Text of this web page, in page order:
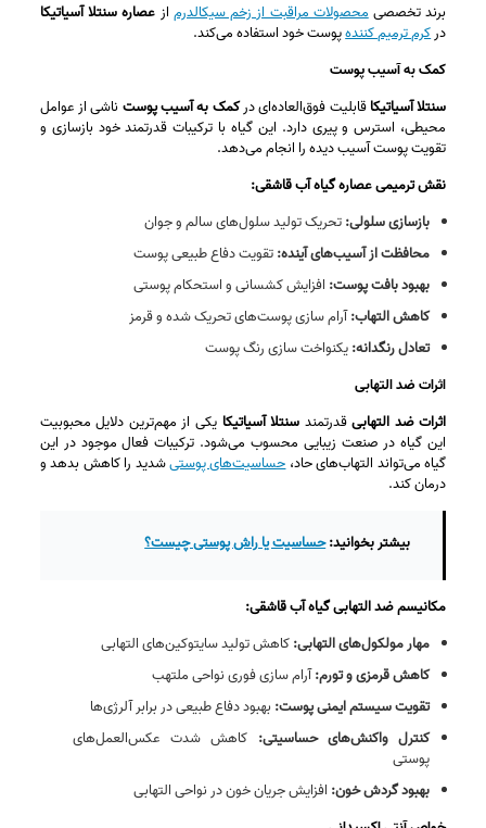
برند تخصصیمحصولات مراقبت از زخم سیکالدرم از عصاره سنتلا آسیاتیکا
درکرم ترمیم کنندهپوست خود استفاده می‌کند.
کمک به آسیب پوست
سنتلا آسیاتیکاقابلیت فوق‌العاده‌ای درکمک به آسیب پوستناشی از عوامل
محیطی، استرس و پیری دارد. این گیاه با ترکیبات قدرتمند خود بازسازی و
تقویت پوست آسیب‌ دیده را انجام می‌دهد.
نقش ترمیمی عصاره گیاه آب قاشقی:
بازسازی سلولی:تحریک تولید سلول‌های سالم و جوان
محافظت از آسیب‌های آینده:تقویت دفاع طبیعی پوست
بهبود بافت پوست: افزایش کشسانی و استحکام پوستی
کاهش التهاب:آرام‌ سازی پوست‌های تحریک‌ شده و قرمز
تعادل رنگدانه:یکنواخت‌ سازی رنگ پوست
اثرات ضد التهابی
اثرات ضد التهابیقدرتمند سنتلا آسیاتیکا یکی از مهم‌ترین دلایل محبوبیت
این گیاه در صنعت زیبایی محسوب می‌شود. ترکیبات فعال موجود در این
گیاه می‌تواند التهاب‌های حاد،حساسیت‌های پوستیشدید را کاهش بدهد و
درمان کند.
بیشتر بخوانید:حساسیت یا راش پوستی چیست؟
مکانیسم ضد التهابی گیاه آب قاشقی:
مهار مولکول‌های التهابی:کاهش تولید سایتوکین‌های التهابی
کاهش قرمزی و تورم:آرام‌ سازی فوری نواحی ملتهب
تقویت سیستم ایمنی پوست: بهبود دفاع طبیعی در برابر آلرژی‌ها
کنترل واکنش‌های حساسیتی: کاهش شدت عکس‌العمل‌های
پوستی
بهبود گردش خون: افزایش جریان خون در نواحی التهابی